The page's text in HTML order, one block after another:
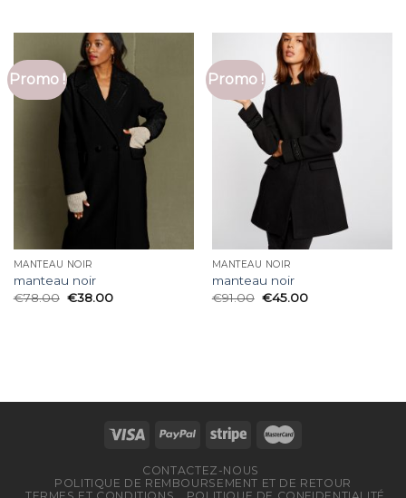
Promo !
MANTEAU NOIR
manteau noir
€78.00 €38.00
Promo !
MANTEAU NOIR
manteau noir
€91.00 €45.00
CONTACTEZ-NOUS
POLITIQUE DE REMBOURSEMENT ET DE RETOUR